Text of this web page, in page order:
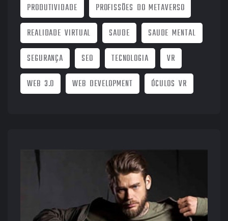
PRODUTIVIDADE
PROFISSÕES DO METAVERSO
REALIDADE VIRTUAL
SAUDE
SAUDE MENTAL
SEGURANÇA
SEO TECNOLOGIA
VR
WEB 3.0
WEB DEVELOPMENT ÓCULOS VR